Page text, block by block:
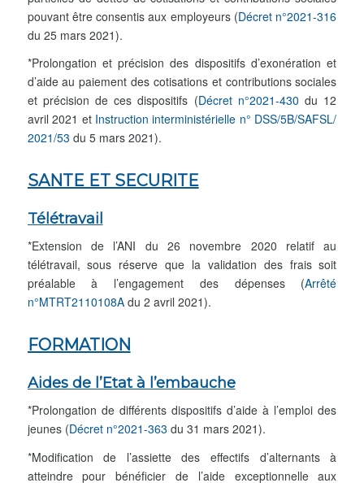
pouvant être consentis aux employeurs (Décret n°2021-316
du 25 mars 2021).
*Prolongation et précision des dispositifs d’exonération et
d’aide au paiement des cotisations et contributions sociales
et précision de ces dispositifs (Décret n°2021-430 du 12
avril 2021 et Instruction interministérielle n° DSS/5B/SAFSL/
2021/53 du 5 mars 2021).
SANTE ET SECURITE
Télétravail
*Extension de l’ANI du 26 novembre 2020 relatif au
télétravail, sous réserve que la validation des frais soit
préalable à l’engagement des dépenses (Arrêté
n°MTRT2110108Adu 2 avril 2021).
FORMATION
Aides de l’Etat à l’embauche
*Prolongation de différents dispositifs d’aide à l’emploi des
jeunes (Décret n°2021-363 du 31 mars 2021).
*Modification de l’assiette des effectifs d’alternants à
atteindre pour bénéficier de l’aide exceptionnelle aux